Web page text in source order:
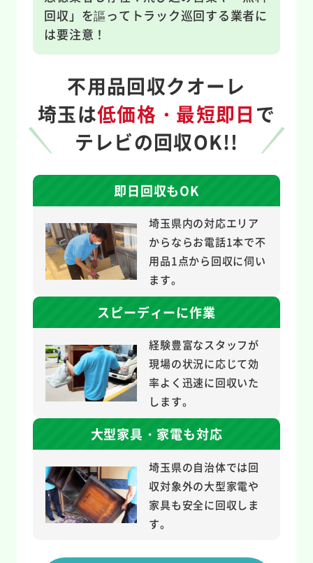
回収」を謳ってトラック巡回する業者に
は要注意！
不用品回収クオーレ
埼玉は低価格・最短即日 で
テレビの回収OK!!
即日回収もOK
埼玉県内の対応エリア
からならお電話1本で不
用品1点から回収に伺い
ます。
スピーディーに作業
経験豊富なスタッフが
現場の状況に応じて効
率よく迅速に回収いた
します。
大型家具・家電も対応
埼玉県の自治体では回
収対象外の大型家電や
家具も安全に回収しま
す。